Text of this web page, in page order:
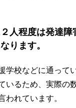
人程度は発達障
ります。
学校などに通って
いるため、実際の
われています。